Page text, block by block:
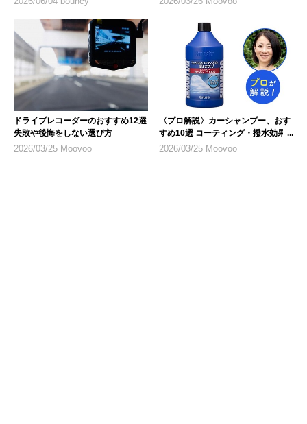
ドライブレコーダーのおすすめ12選
失敗や後悔をしない選び方
2026/03/25 Moovoo
〈プロ解説〉カーシャンプー、おす
すめ10選 コーティング・撥水効果
なども
2026/03/25 Moovoo